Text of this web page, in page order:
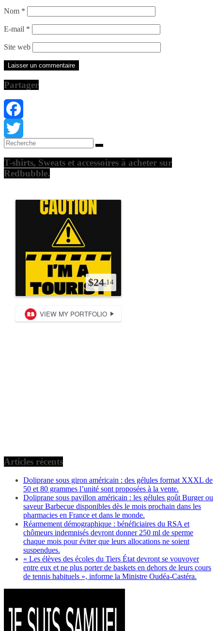
Nom *
E-mail *
Site web
Partager
Facebook
Twitter
T-shirts, Sweats et accessoires à acheter sur
Redbubble.
Articles récents
Doliprane sous giron américain : des gélules format XXXL de
50 et 80 grammes l’unité sont proposées à la vente.
Doliprane sous pavillon américain : les gélules goût Burger ou
saveur Barbecue disponibles dès le mois prochain dans les
pharmacies en France et dans le monde.
Réarmement démographique : bénéficiaires du RSA et
chômeurs indemnisés devront donner 250 ml de sperme
chaque mois pour éviter que leurs allocations ne soient
suspendues.
« Les élèves des écoles du Tiers État devront se vouvoyer
entre eux et ne plus porter de baskets en dehors de leurs cours
de tennis habituels », informe la Ministre Oudéa-Castéra.